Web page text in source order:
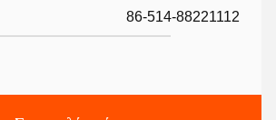
86-514-88221112